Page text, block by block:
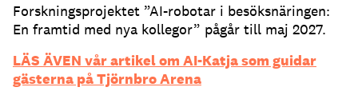
Forskningsprojektet ”AI-robotar i besöksnäringen:
En framtid med nya kollegor” pågår till maj 2027.
LÄS ÄVEN vår artikel om AI-Katja som guidar
gästerna på Tjörnbro Arena